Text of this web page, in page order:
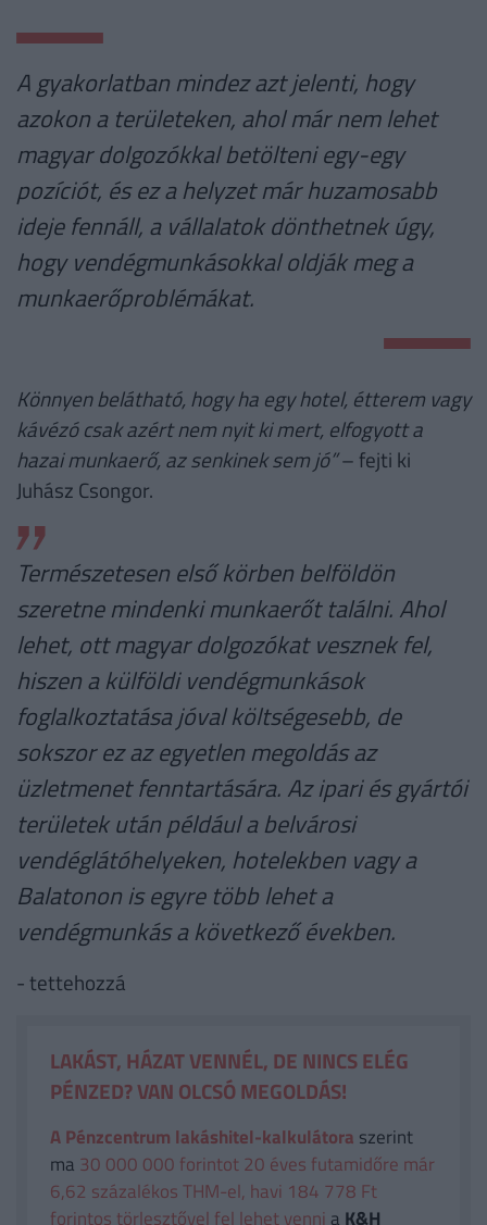
A gyakorlatban mindez azt jelenti, hogy
azokon a területeken, ahol már nem lehet
magyar dolgozókkal betölteni egy-egy
pozíciót, és ez a helyzet már huzamosabb
ideje fennáll, a vállalatok dönthetnek úgy,
hogy vendégmunkásokkal oldják meg a
munkaerőproblémákat.
Könnyen belátható, hogy ha egy hotel, étterem vagy
kávézó csak azért nem nyit ki mert, elfogyott a
hazai munkaerő, az senkinek sem jó”– fejti ki
Juhász Csongor.
Természetesen első körben belföldön
szeretne mindenki munkaerőt találni. Ahol
lehet, ott magyar dolgozókat vesznek fel,
hiszen a külföldi vendégmunkások
foglalkoztatása jóval költségesebb, de
sokszor ez az egyetlen megoldás az
üzletmenet fenntartására. Az ipari és gyártói
területek után például a belvárosi
vendéglátóhelyeken, hotelekben vagy a
Balatonon is egyre több lehet a
vendégmunkás a következő években.
- tettehozzá
LAKÁST, HÁZAT VENNÉL, DE NINCS ELÉG
PÉNZED? VAN OLCSÓ MEGOLDÁS!
A Pénzcentrum lakáshitel-kalkulátora szerint
ma 30 000 000 forintot 20 éves futamidőre már
6,62 százalékos THM-el, havi 184 778 Ft
forintos törlesztővel fel lehet venni a K&H